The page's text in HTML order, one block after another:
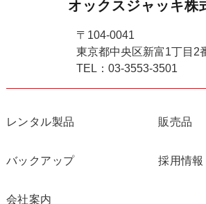
オックスジャッキ株
〒104-0041
東京都中央区新富1丁目2
TEL：03-3553-3501
レンタル製品 販売品
バックアップ 採用情報
会社案内